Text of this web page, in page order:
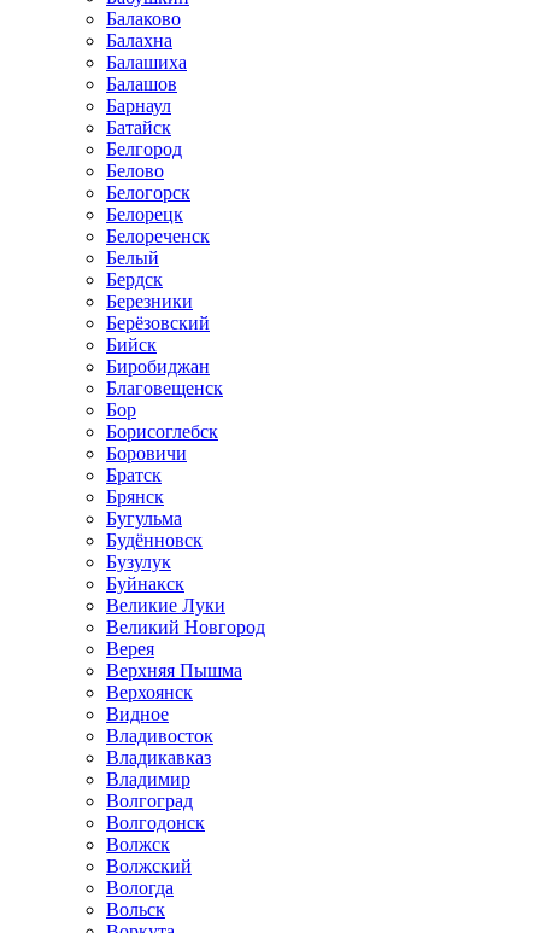
Балаково
Балахна
Балашиха
Балашов
Барнаул
Батайск
Белгород
Белово
Белогорск
Белорецк
Белореченск
Белый
Бердск
Березники
Берёзовский
Бийск
Биробиджан
Благовещенск
Бор
Борисоглебск
Боровичи
Братск
Брянск
Бугульма
Будённовск
Бузулук
Буйнакск
Великие Луки
Великий Новгород
Верея
Верхняя Пышма
Верхоянск
Видное
Владивосток
Владикавказ
Владимир
Волгоград
Волгодонск
Волжск
Волжский
Вологда
Вольск